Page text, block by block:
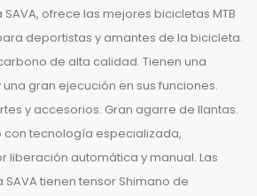
ofrece las mejores bicicletas MTB
deportistas y amantes de la bicicleta.
de alta calidad. Tienen una
gran ejecución en sus funciones.
y accesorios. Gran agarre de llantas.
con tecnología especializada,
liberación automática y manual. Las
tienen tensor Shimano de